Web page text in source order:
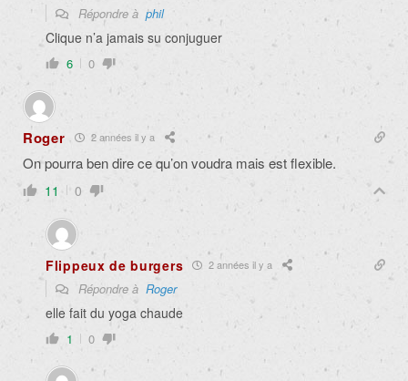
Répondre à phil
Clique n’a jamais su conjuguer
6 0
Roger 2 années il y a
On pourra ben dire ce qu’on voudra mais est flexible.
11 0
Flippeux de burgers 2 années il y a
Répondre à Roger
elle fait du yoga chaude
1 0